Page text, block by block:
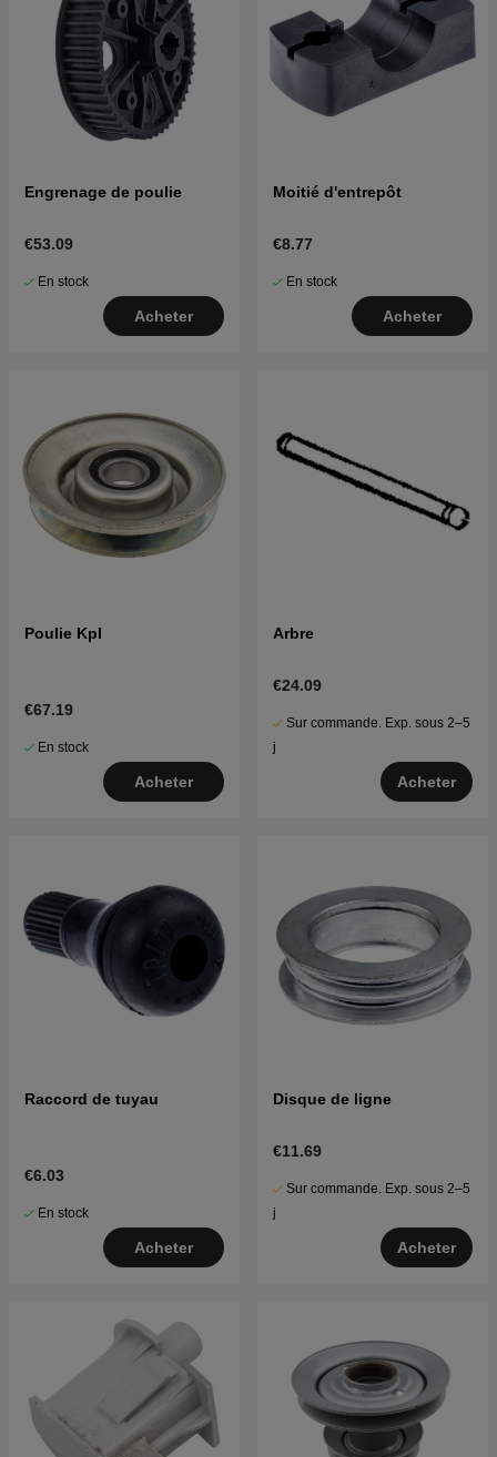
Engrenage de poulie
€53.09
En stock
Acheter
Moitié d'entrepôt
€8.77
En stock
Acheter
Poulie Kpl
€67.19
En stock
Acheter
Arbre
€24.09
Sur commande. Exp. sous 2–5
j
Acheter
Raccord de tuyau
€6.03
En stock
Acheter
Disque de ligne
€11.69
Sur commande. Exp. sous 2–5
j
Acheter